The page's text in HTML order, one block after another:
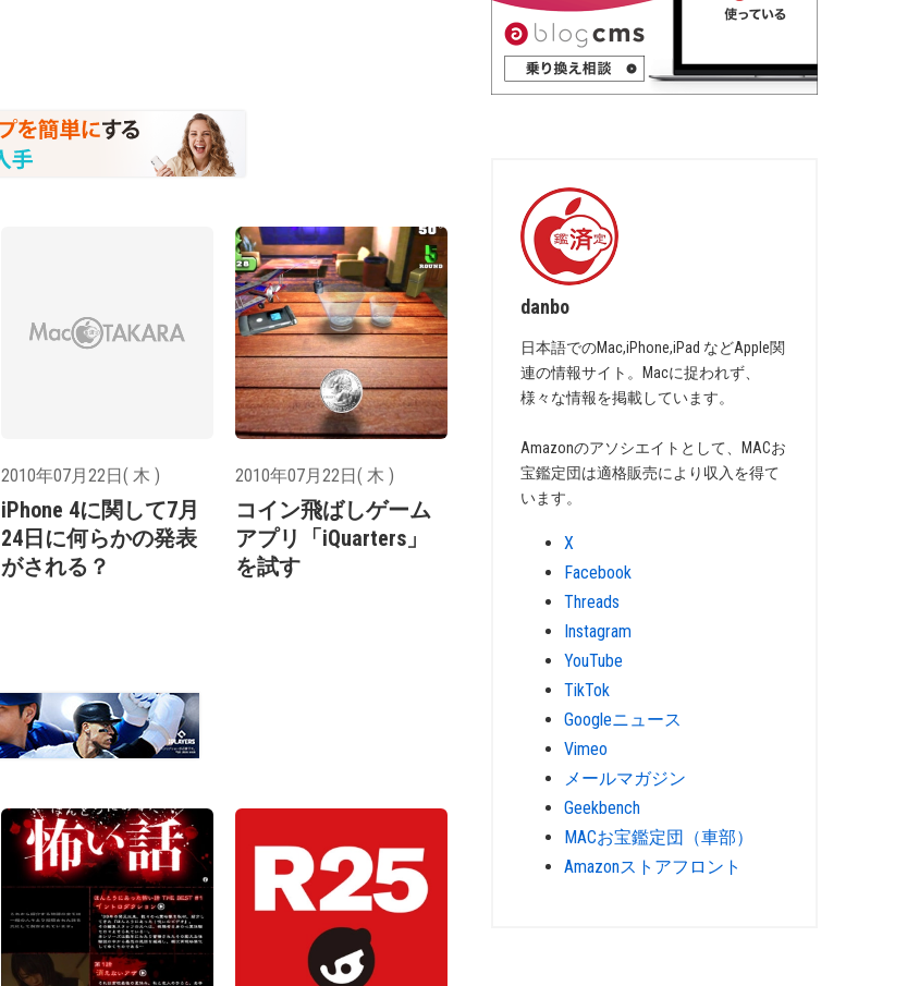
2010年07月22日( 木 )
iPhone 4に関して7月
24日に何らかの発表
がされる？
2010年07月22日( 木 )
コイン飛ばしゲーム
アプリ「iQuarters」
を試す
danbo
日本語でのMac,iPhone,iPad などApple関
連の情報サイト。Macに捉われず、
様々な情報を掲載しています。
Amazonのアソシエイトとして、MACお
宝鑑定団は適格販売により収入を得て
います。
X
Facebook
Threads
Instagram
YouTube
TikTok
Googleニュース
Vimeo
メールマガジン
Geekbench
MACお宝鑑定団（車部）
Amazonストアフロント